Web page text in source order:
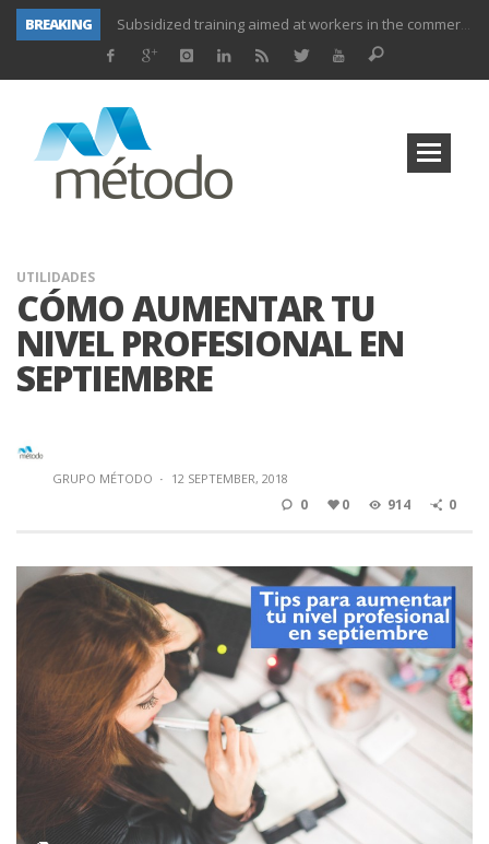
BREAKING
Subsidized training for workers in the administration and commerce sectors.
PROYECTO DITRAMA- THIRD MEETING OF PROJECT.
UTILIDADES
CÓMO AUMENTAR TU
NIVEL PROFESIONAL EN
SEPTIEMBRE
GRUPO MÉTODO · 12 SEPTEMBER, 2018
0 0 914 0